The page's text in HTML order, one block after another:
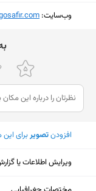
پنجشنبه
جمعه
شنبه
وب‌سایت:
افزودنتصویربرای
ویرایش اطلاعات یا